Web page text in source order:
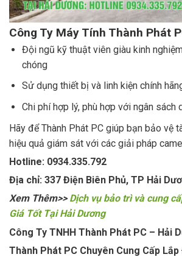
Công Ty Máy Tính Thành Phát
Đội ngũ kỹ thuật viên giàu kinh
chóng
Sử dụng thiết bị và linh kiện chính
Chi phí hợp lý, phù hợp với ngân sách
Hãy để Thành Phát PC giúp bạn bảo vệ
hiệu quả giám sát với các giải pháp
Hotline: 0934.335.792
Địa chỉ: 337 Điện Biên Phủ, TP Hải
Xem Thêm>> Dịch vụ bảo trì và cung
Giá Tốt Tại Hải Dương
Công Ty TNHH Thành Phát PC – Hải
Thành Phát PC Chuyên Cung Cấp